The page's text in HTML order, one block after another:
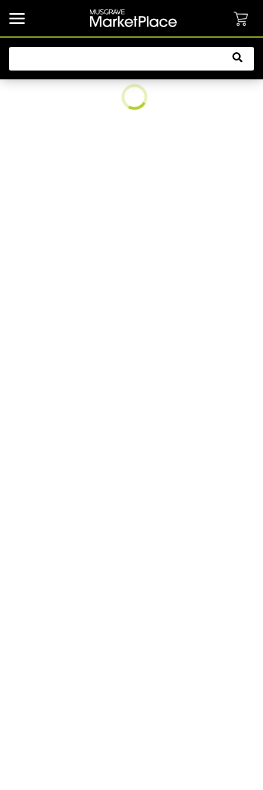
common.button.navbarCollapsed.text